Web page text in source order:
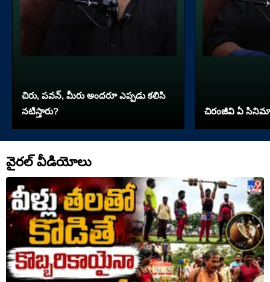
చిరు, పవన్, మీరు అందరూ ఎప్పడు కలిసి
నటిస్తారు?
చిరంజీవి ఏ సినిమా
వైరల్ వీడియోలు